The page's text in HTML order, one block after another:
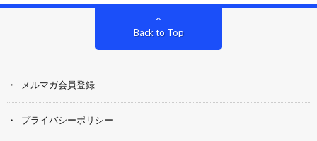
Back to Top
メルマガ会員登録
プライバシーポリシー